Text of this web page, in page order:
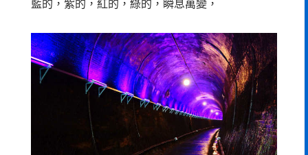
藍的，紫的，紅的，綠的，瞬息萬變，